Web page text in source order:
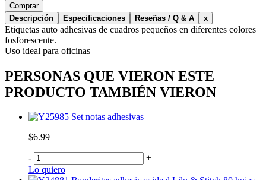
Comprar
Descripción
Especificaciones Reseñas / Q & A x
Etiquetas auto adhesivas de cuadros pequeños en diferentes colores
fosforescente.
Uso ideal para oficinas
PERSONAS QUE VIERON ESTE
PRODUCTO TAMBIÉN VIERON
Set notas adhesivas
$6.99
-
+
Lo quiero